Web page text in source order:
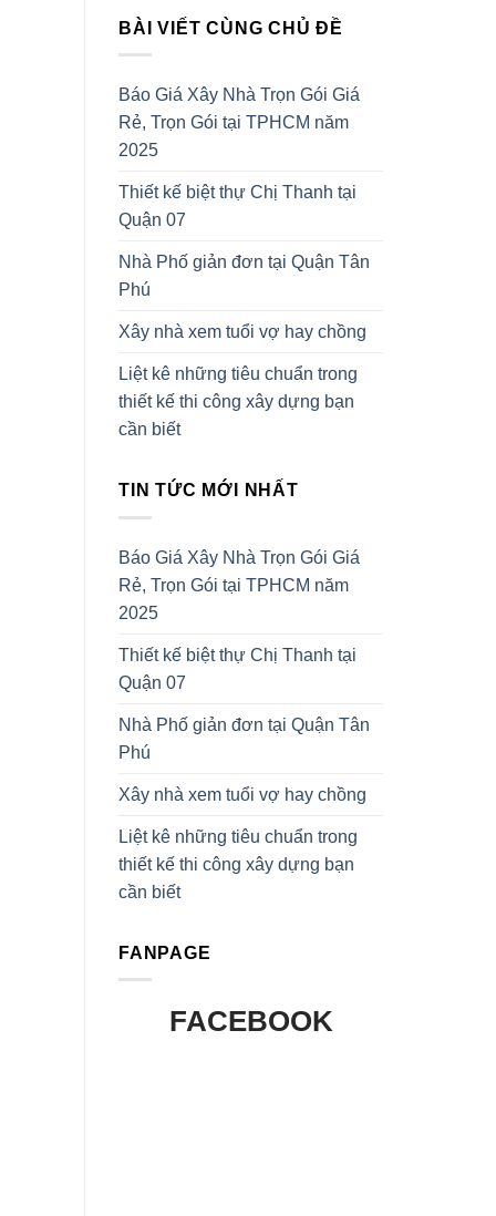
BÀI VIẾT CÙNG CHỦ ĐỀ
Báo Giá Xây Nhà Trọn Gói Giá
Rẻ, Trọn Gói tại TPHCM năm
2025
Thiết kế biệt thự Chị Thanh tại
Quận 07
Nhà Phố giản đơn tại Quận Tân
Phú
Xây nhà xem tuổi vợ hay chồng
Liệt kê những tiêu chuẩn trong
thiết kế thi công xây dựng bạn
cần biết
TIN TỨC MỚI NHẤT
Báo Giá Xây Nhà Trọn Gói Giá
Rẻ, Trọn Gói tại TPHCM năm
2025
Thiết kế biệt thự Chị Thanh tại
Quận 07
Nhà Phố giản đơn tại Quận Tân
Phú
Xây nhà xem tuổi vợ hay chồng
Liệt kê những tiêu chuẩn trong
thiết kế thi công xây dựng bạn
cần biết
FANPAGE
FACEBOOK